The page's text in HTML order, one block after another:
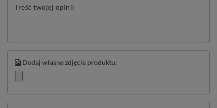
Treść twojej opinii
Dodaj własne zdjęcie produktu: